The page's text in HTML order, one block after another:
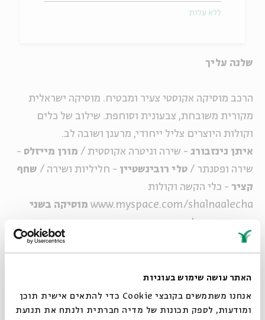
האתר עושה שימוש בעוגיות
אנחנו משתמשים בקובצי Cookie כדי להתאים אישית תוכן
ומודעות, לספק תכונות של מדיה חברתית ולנתח את תנועת
שלנה עליך
הרכב מוסיקה אקוסטי צעיר ומבטיח. מוסיקה ישראלית
מקורית משובחת, צבעונית וסוחפת. שילוב של כלים
וקולות היוצרים צליל ייחודי, מרענן ושובה לב.
איתן גינזבורג - שירה וגיטרה אקוסטית / מורן מייזלס -
שירה ופסנתר / טלי רובינשטיין - חליליות ושירה / שחף
קציר - כלי הקשה וקולות
www.myspace.com/shalnaalecha מוסיקה בשני
מוסיקה ישראלית, מוסיקה יהודית ומה שביניהן.
* מופעי ישיבה
הוספה ליומן
ללא עלות